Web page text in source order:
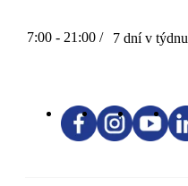
7:00 - 21:00 / 7 dní v týdnu